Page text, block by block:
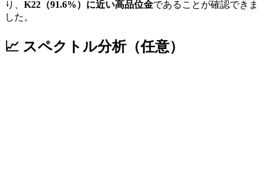
り、 K22（91.6%）に近い高品位金であることが確認できま
した。
📈 スペクトル分析（任意）